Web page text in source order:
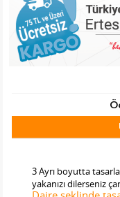
3 Ayrı boyutta
yakanızı dilerseniz